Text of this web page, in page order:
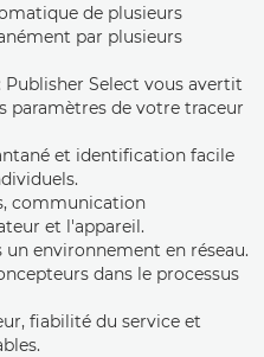
de plusieurs
par plusieurs
Publisher Select vous avertit
paramètres de votre traceur
et identification facile
communication
et l'appareil.
environnement en réseau.
dans le processus
fiabilité du service et